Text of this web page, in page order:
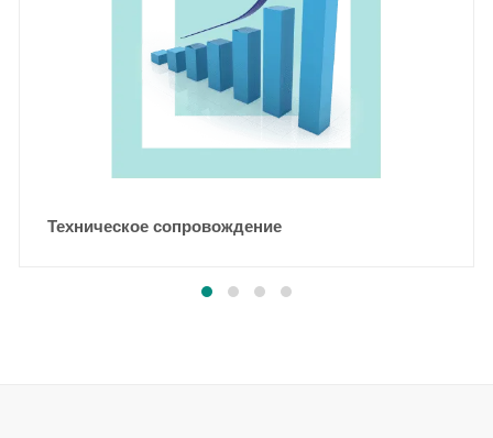
Техническое сопровождение